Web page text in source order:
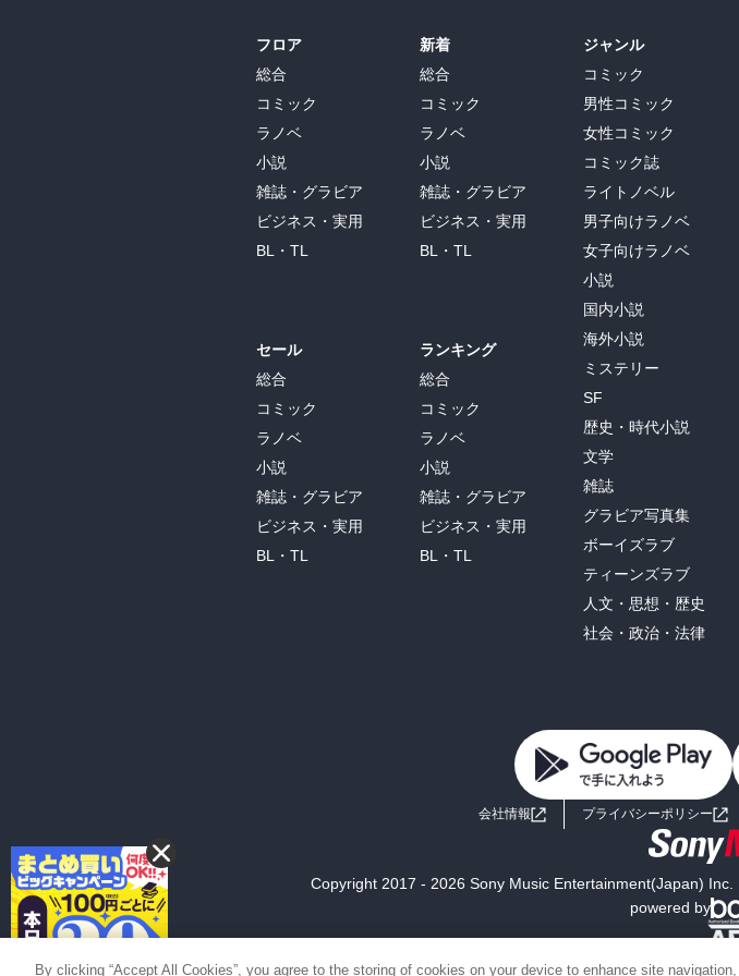
フロア
総合
コミック
ラノベ
小説
雑誌・グラビア
ビジネス・実用
BL・TL
セール
総合
コミック
ラノベ
小説
雑誌・グラビア
ビジネス・実用
BL・TL
新着
総合
コミック
ラノベ
小説
雑誌・グラビア
ビジネス・実用
BL・TL
ランキング
総合
コミック
ラノベ
小説
雑誌・グラビア
ビジネス・実用
BL・TL
ジャンル
コミック
男性コミック
女性コミック
コミック誌
ライトノベル
男子向けラノベ
女子向けラノベ
小説
国内小説
海外小説
ミステリー
SF
歴史・時代小説
文学
雑誌
グラビア写真集
ボーイズラブ
ティーンズラブ
人文・思想・歴史
社会・政治・法律
会社情報 プライバシーポリシー
Copyright 2017 - 2026 Sony Music Entertainment(Japan)
powered by
By clicking “Accept All Cookies”, you agree to the storing of cookies on your device to enhance site